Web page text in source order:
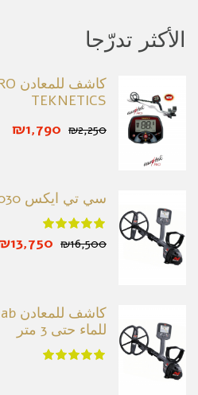
الأكثر تدرّجا
TEKNETICS
₪2,250
₪1,790
سي تي ايكس 3030 لشركة ماينليب
₪16,500
₪13,750
للماء حتى 3 متر